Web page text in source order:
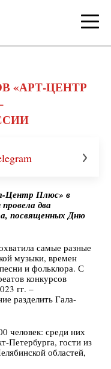
«АРТ-ЦЕНТР
Центр Плюс» в
два
посвященных Дню
самые разные
музыки, времен
и фольклора. С
конкурсов
гг. –
разделить Гала-
человек: среди них
Петербурга, гости из
областей,